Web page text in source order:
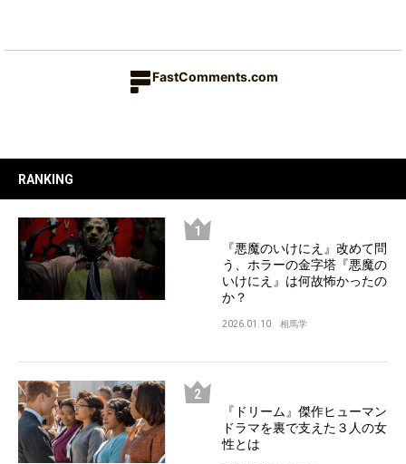
FastComments.com
RANKING
『悪魔のいけにえ』改めて問
う、ホラーの金字塔『悪魔の
いけにえ』は何故怖かったの
か？
2026.01.10 相馬学
『ドリーム』傑作ヒューマン
ドラマを裏で支えた３人の女
性とは